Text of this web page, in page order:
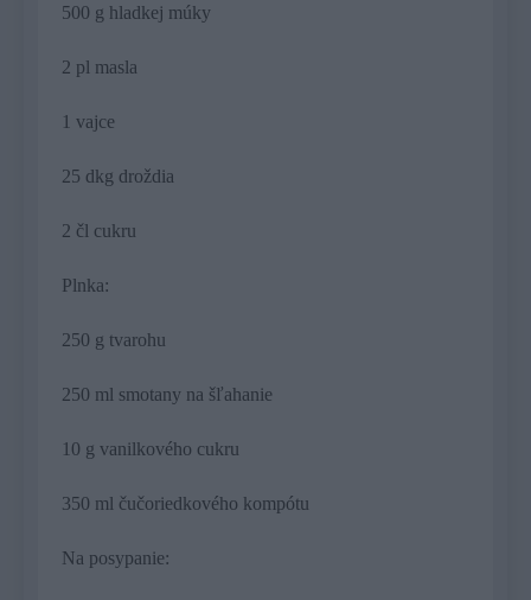
500 g hladkej múky
2 pl masla
1 vajce
25 dkg droždia
2 čl cukru
Plnka:
250 g tvarohu
250 ml smotany na šľahanie
10 g vanilkového cukru
350 ml čučoriedkového kompótu
Na posypanie: